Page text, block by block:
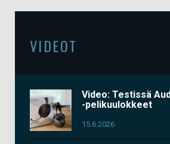
VIDEOT
Video: Testissä
-pelikuulokkeet
15.6.2026